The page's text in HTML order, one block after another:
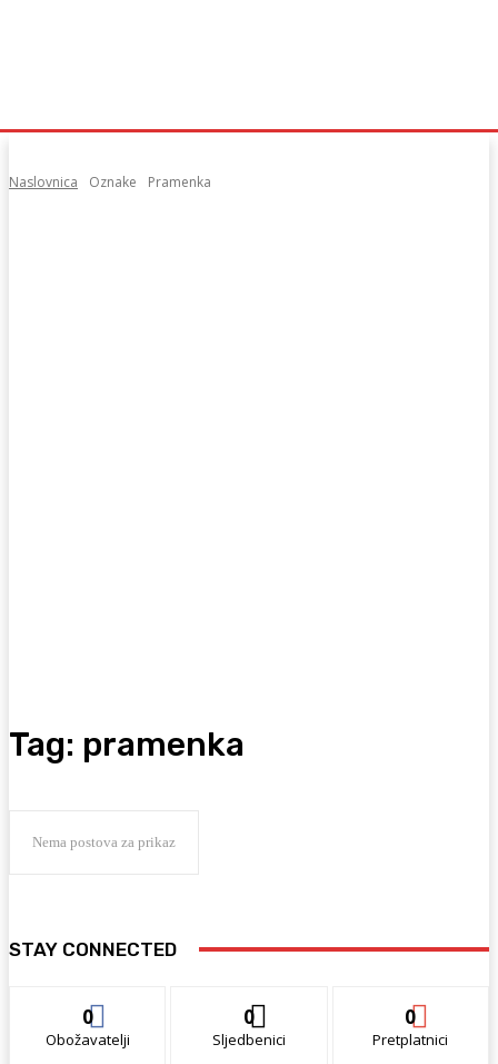
Naslovnica Oznake Pramenka
Tag: pramenka
Nema postova za prikaz
STAY CONNECTED
0
Obožavatelji
0
Sljedbenici
0
Pretplatnici